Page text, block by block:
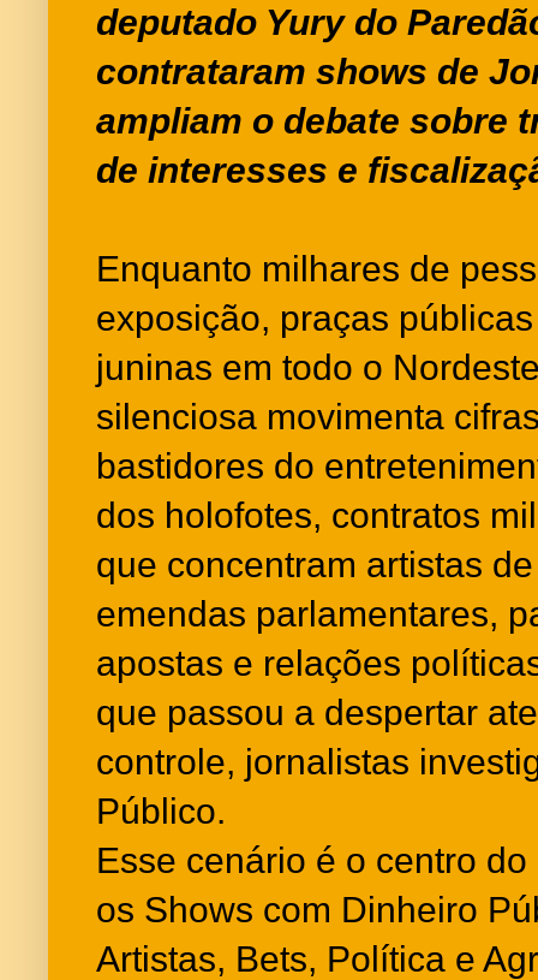
deputado Yury do
contrataram shows de
ampliam o debate sobre
de interesses e
Enquanto milhares de
exposição, praças
juninas em todo o
silenciosa movimenta
bastidores do
dos holofotes, contratos
que concentram artistas
emendas parlamentares,
apostas e relações
que passou a despertar
controle, jornalistas
Público.
Esse cenário é o centro
os Shows com Dinheiro
Artistas, Bets, Política e